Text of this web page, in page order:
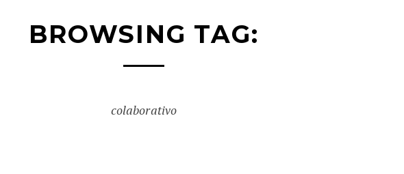
BROWSING TAG:
colaborativo